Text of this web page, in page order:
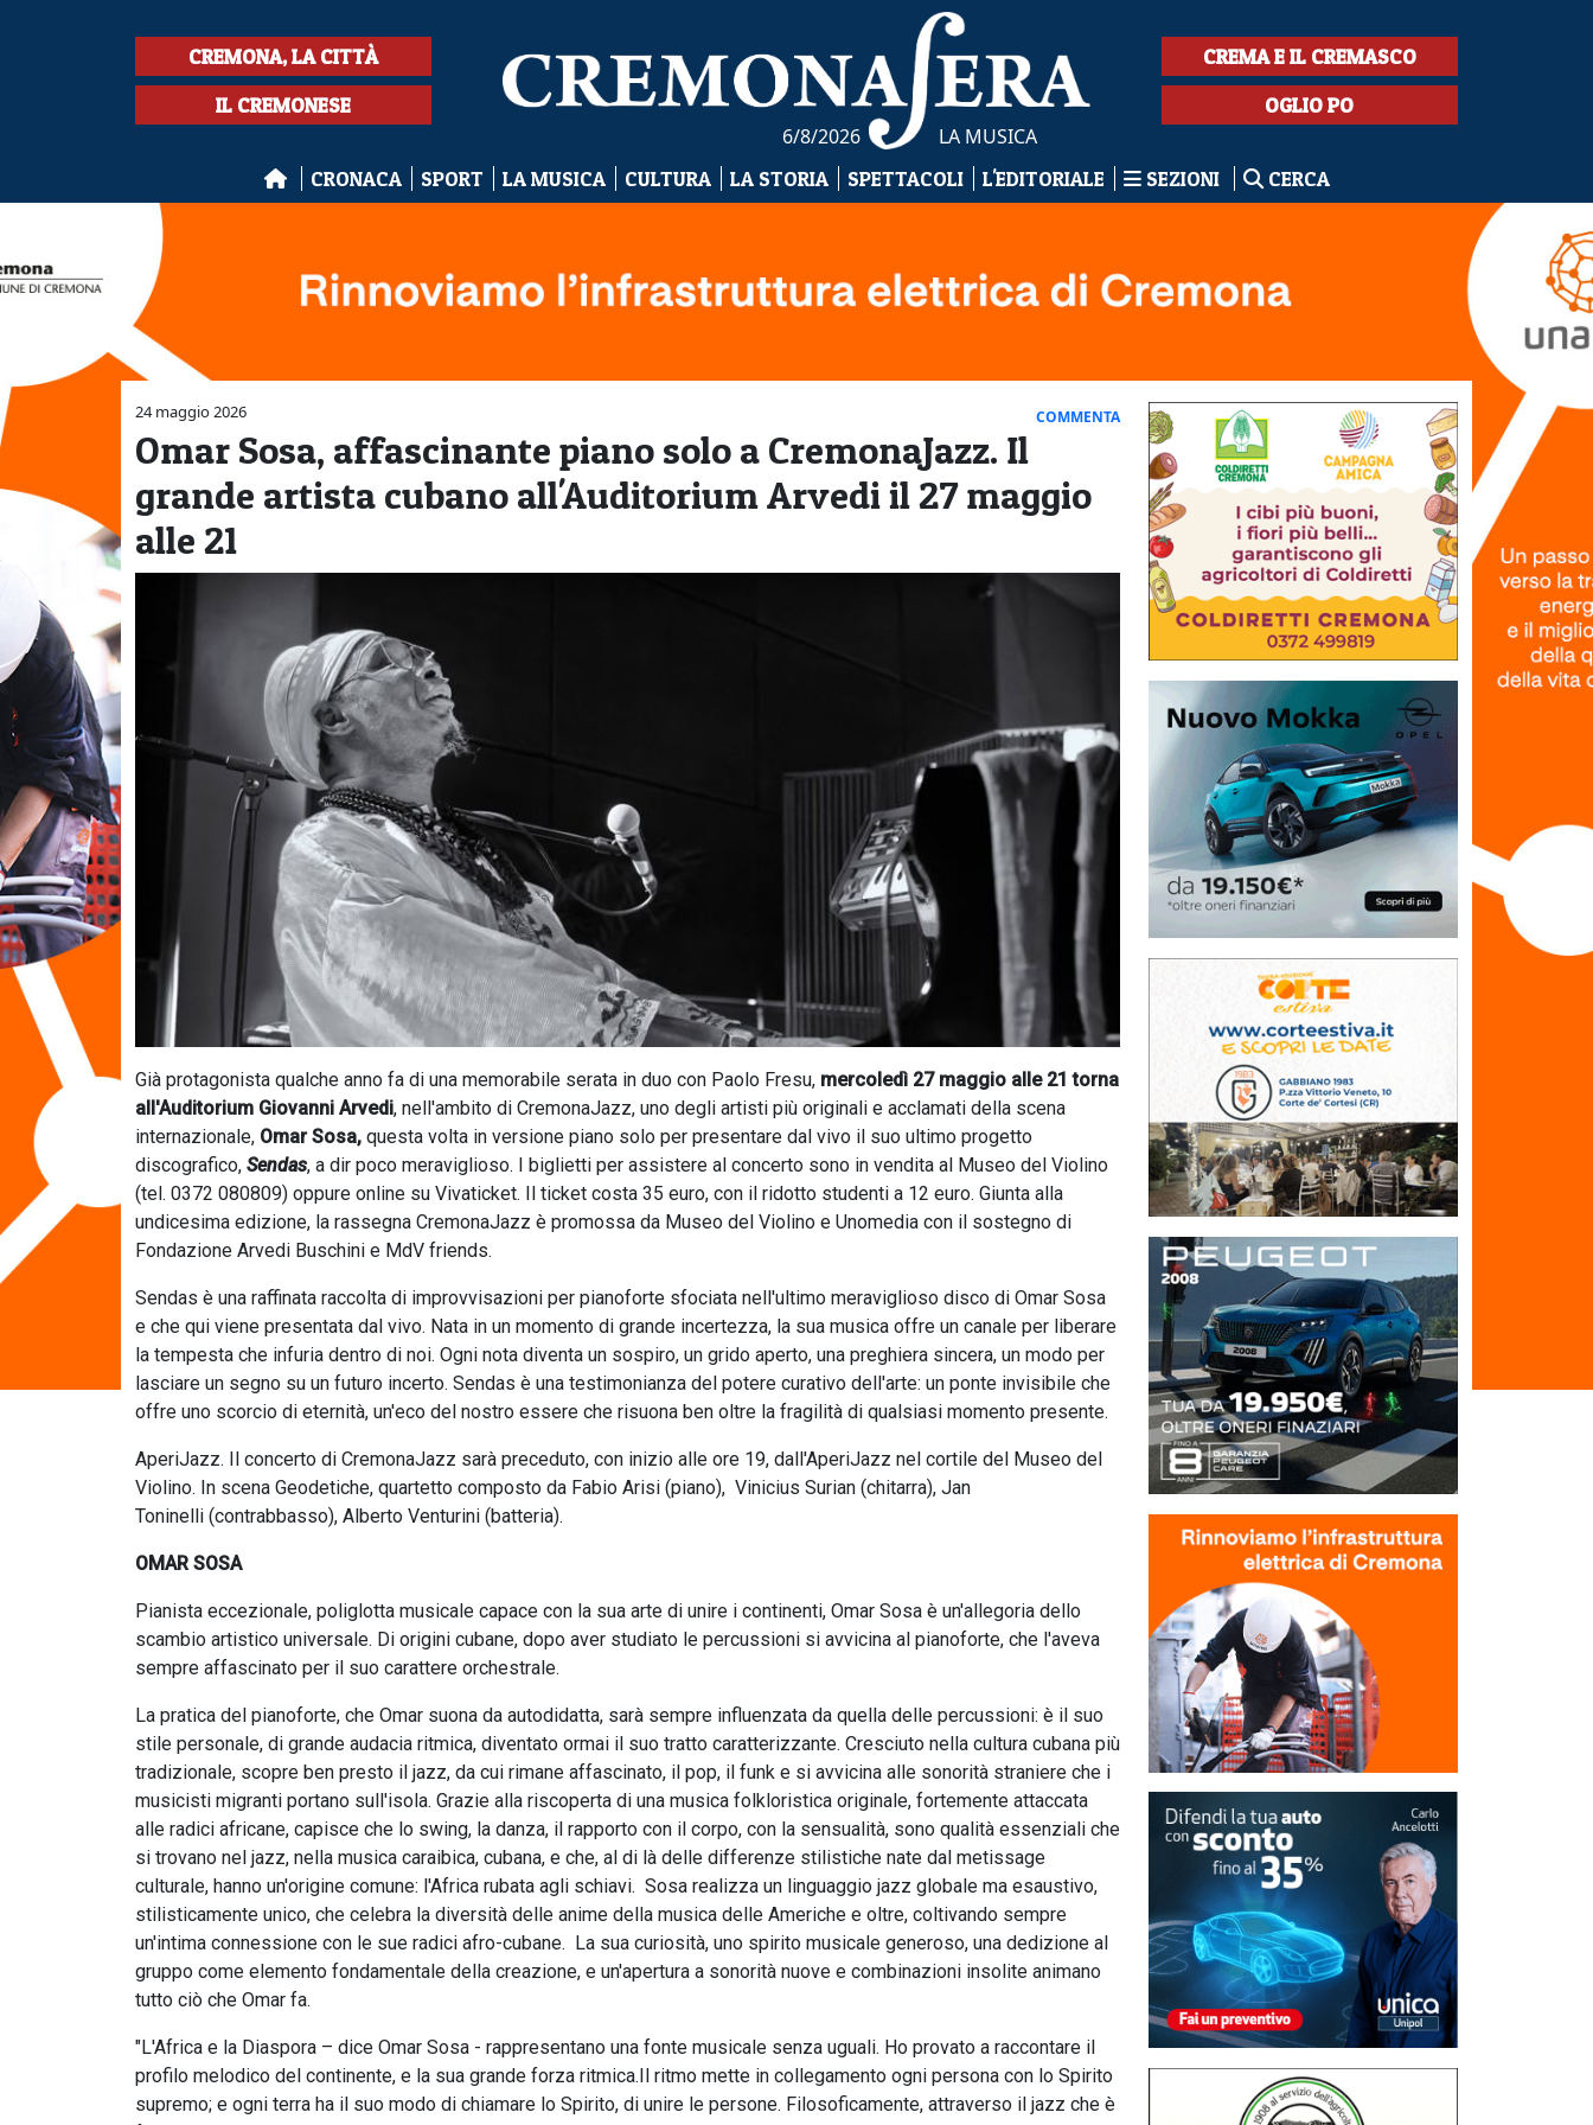
CREMONA, LA CITTÀ
IL CREMONESE
6/8/2026 LA MUSICA
CREMA E IL CREMASCO
OGLIO PO
CRONACA SPORT LA MUSICA CULTURA LA STORIA SPETTACOLI L'EDITORIALE SEZIONI CERCA
24 maggio 2026 COMMENTA
Omar Sosa, affascinante piano solo a CremonaJazz. Il
grande artista cubano all'Auditorium Arvedi il 27 maggio
alle 21
Già protagonista qualche anno fa di una memorabile serata in duo con Paolo Fresu, mercoledì 27 maggio alle 21 torna
all'Auditorium Giovanni Arvedi, nell'ambito di CremonaJazz, uno degli artisti più originali e acclamati della scena
internazionale, Omar Sosa, questa volta in versione piano solo per presentare dal vivo il suo ultimo progetto
discografico, Sendas, a dir poco meraviglioso. I biglietti per assistere al concerto sono in vendita al Museo del Violino
(tel. 0372 080809) oppure online su Vivaticket. Il ticket costa 35 euro, con il ridotto studenti a 12 euro. Giunta alla
undicesima edizione, la rassegna CremonaJazz è promossa da Museo del Violino e Unomedia con il sostegno di
Fondazione Arvedi Buschini e MdV friends.
Sendas è una raffinata raccolta di improvvisazioni per pianoforte sfociata nell'ultimo meraviglioso disco di Omar Sosa
e che qui viene presentata dal vivo. Nata in un momento di grande incertezza, la sua musica offre un canale per liberare
la tempesta che infuria dentro di noi. Ogni nota diventa un sospiro, un grido aperto, una preghiera sincera, un modo per
lasciare un segno su un futuro incerto. Sendas è una testimonianza del potere curativo dell'arte: un ponte invisibile che
offre uno scorcio di eternità, un'eco del nostro essere che risuona ben oltre la fragilità di qualsiasi momento presente.
AperiJazz. Il concerto di CremonaJazz sarà preceduto, con inizio alle ore 19, dall'AperiJazz nel cortile del Museo del
Violino. In scena Geodetiche, quartetto composto da Fabio Arisi (piano), Vinicius Surian (chitarra), Jan
Toninelli (contrabbasso), Alberto Venturini (batteria).
OMAR SOSA
Pianista eccezionale, poliglotta musicale capace con la sua arte di unire i continenti, Omar Sosa è un'allegoria dello
scambio artistico universale. Di origini cubane, dopo aver studiato le percussioni si avvicina al pianoforte, che l'aveva
sempre affascinato per il suo carattere orchestrale.
La pratica del pianoforte, che Omar suona da autodidatta, sarà sempre influenzata da quella delle percussioni: è il suo
stile personale, di grande audacia ritmica, diventato ormai il suo tratto caratterizzante. Cresciuto nella cultura cubana più
tradizionale, scopre ben presto il jazz, da cui rimane affascinato, il pop, il funk e si avvicina alle sonorità straniere che i
musicisti migranti portano sull'isola. Grazie alla riscoperta di una musica folkloristica originale, fortemente attaccata
alle radici africane, capisce che lo swing, la danza, il rapporto con il corpo, con la sensualità, sono qualità essenziali che
si trovano nel jazz, nella musica caraibica, cubana, e che, al di là delle differenze stilistiche nate dal metissage
culturale, hanno un'origine comune: l'Africa rubata agli schiavi. Sosa realizza un linguaggio jazz globale ma esaustivo,
stilisticamente unico, che celebra la diversità delle anime della musica delle Americhe e oltre, coltivando sempre
un'intima connessione con le sue radici afro-cubane. La sua curiosità, uno spirito musicale generoso, una dedizione al
gruppo come elemento fondamentale della creazione, e un'apertura a sonorità nuove e combinazioni insolite animano
tutto ciò che Omar fa.
"L'Africa e la Diaspora – dice Omar Sosa - rappresentano una fonte musicale senza uguali. Ho provato a raccontare il
profilo melodico del continente, e la sua grande forza ritmica.Il ritmo mette in collegamento ogni persona con lo Spirito
supremo; e ogni terra ha il suo modo di chiamare lo Spirito, di unire le persone. Filosoficamente, attraverso il jazz che è